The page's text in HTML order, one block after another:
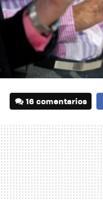
16 comentarios